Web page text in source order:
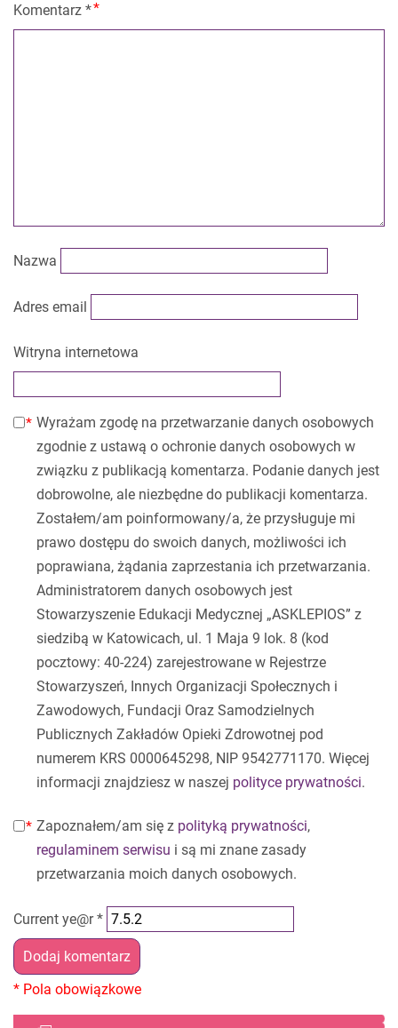
Komentarz *
Nazwa
Adres email
Witryna internetowa
Wyrażam zgodę na przetwarzanie danych osobowych
zgodnie z ustawą o ochronie danych osobowych w
związku z publikacją komentarza. Podanie danych jest
dobrowolne, ale niezbędne do publikacji komentarza.
Zostałem/am poinformowany/a, że przysługuje mi
prawo dostępu do swoich danych, możliwości ich
poprawiana, żądania zaprzestania ich przetwarzania.
Administratorem danych osobowych jest
Stowarzyszenie Edukacji Medycznej „ASKLEPIOS” z
siedzibą w Katowicach, ul. 1 Maja 9 lok. 8 (kod
pocztowy: 40-224) zarejestrowane w Rejestrze
Stowarzyszeń, Innych Organizacji Społecznych i
Zawodowych, Fundacji Oraz Samodzielnych
Publicznych Zakładów Opieki Zdrowotnej pod
numerem KRS 0000645298, NIP 9542771170. Więcej
informacji znajdziesz w naszej polityce prywatności.
Zapoznałem/am się z polityką prywatności,
regulaminem serwisu i są mi znane zasady
przetwarzania moich danych osobowych.
Current ye@r*